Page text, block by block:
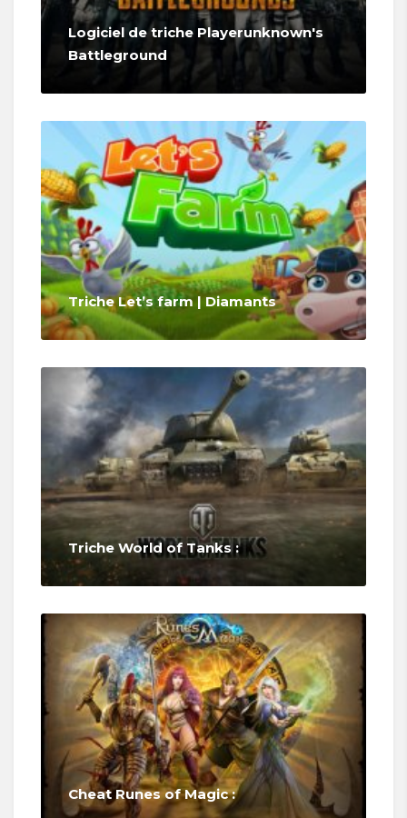
Logiciel de triche Playerunknown's
Battleground
Triche Let’s farm | Diamants
Triche World of Tanks :
Cheat Runes of Magic :